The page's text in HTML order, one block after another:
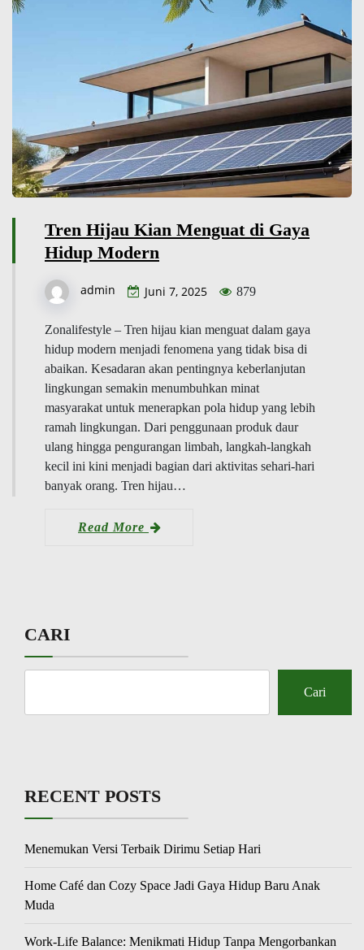
Tren Hijau Kian Menguat di Gaya
Hidup Modern
admin Juni 7, 2025 879
Zonalifestyle – Tren hijau kian menguat dalam gaya
hidup modern menjadi fenomena yang tidak bisa di
abaikan. Kesadaran akan pentingnya keberlanjutan
lingkungan semakin menumbuhkan minat
masyarakat untuk menerapkan pola hidup yang lebih
ramah lingkungan. Dari penggunaan produk daur
ulang hingga pengurangan limbah, langkah-langkah
kecil ini kini menjadi bagian dari aktivitas sehari-hari
banyak orang. Tren hijau…
Read More
CARI
Cari
RECENT POSTS
Menemukan Versi Terbaik Dirimu Setiap Hari
Home Café dan Cozy Space Jadi Gaya Hidup Baru Anak
Muda
Work-Life Balance: Menikmati Hidup Tanpa Mengorbankan